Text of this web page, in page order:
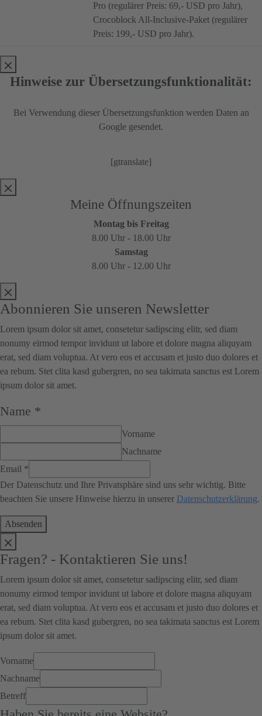
Pro (regulärer Preis: 69,- USD pro Jahr),
Crocoblock All-Inclusive-Paket (regulärer
Preis: 199,- USD pro Jahr).
Hinweise zur Übersetzungsfunktionalität:
Bei Verwendung dieser Übersetzungsfunktion werden Daten an
Google gesendet.
[gtranslate]
Meine Öffnungszeiten
Montag bis Freitag
8.00 Uhr - 18.00 Uhr
Samstag
8.00 Uhr - 12.00 Uhr
Abonnieren Sie unseren Newsletter
Lorem ipsum dolor sit amet, consetetur sadipscing elitr, sed diam
nonumy eirmod tempor invidunt ut labore et dolore magna aliquyam
erat, sed diam voluptua. At vero eos et accusam et justo duo dolores et
ea rebum. Stet clita kasd gubergren, no sea takimata sanctus est Lorem
ipsum dolor sit amet.
Name *
Vorname
Nachname
Email *
Der Datenschutz und Ihre Privatsphäre sind uns sehr wichtig. Bitte
beachten Sie unsere Hinweise hierzu in unserer Datenschutzerklärung.
Absenden
Fragen? - Kontaktieren Sie uns!
Lorem ipsum dolor sit amet, consetetur sadipscing elitr, sed diam
nonumy eirmod tempor invidunt ut labore et dolore magna aliquyam
erat, sed diam voluptua. At vero eos et accusam et justo duo dolores et
ea rebum. Stet clita kasd gubergren, no sea takimata sanctus est Lorem
ipsum dolor sit amet.
Vorname
Nachname
Betreff